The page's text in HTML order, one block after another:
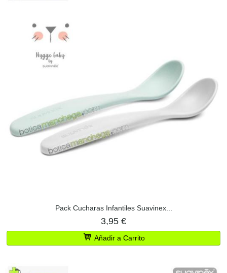
Pack Cucharas Infantiles Suavinex...
3,95 €
Añadir a Carrito